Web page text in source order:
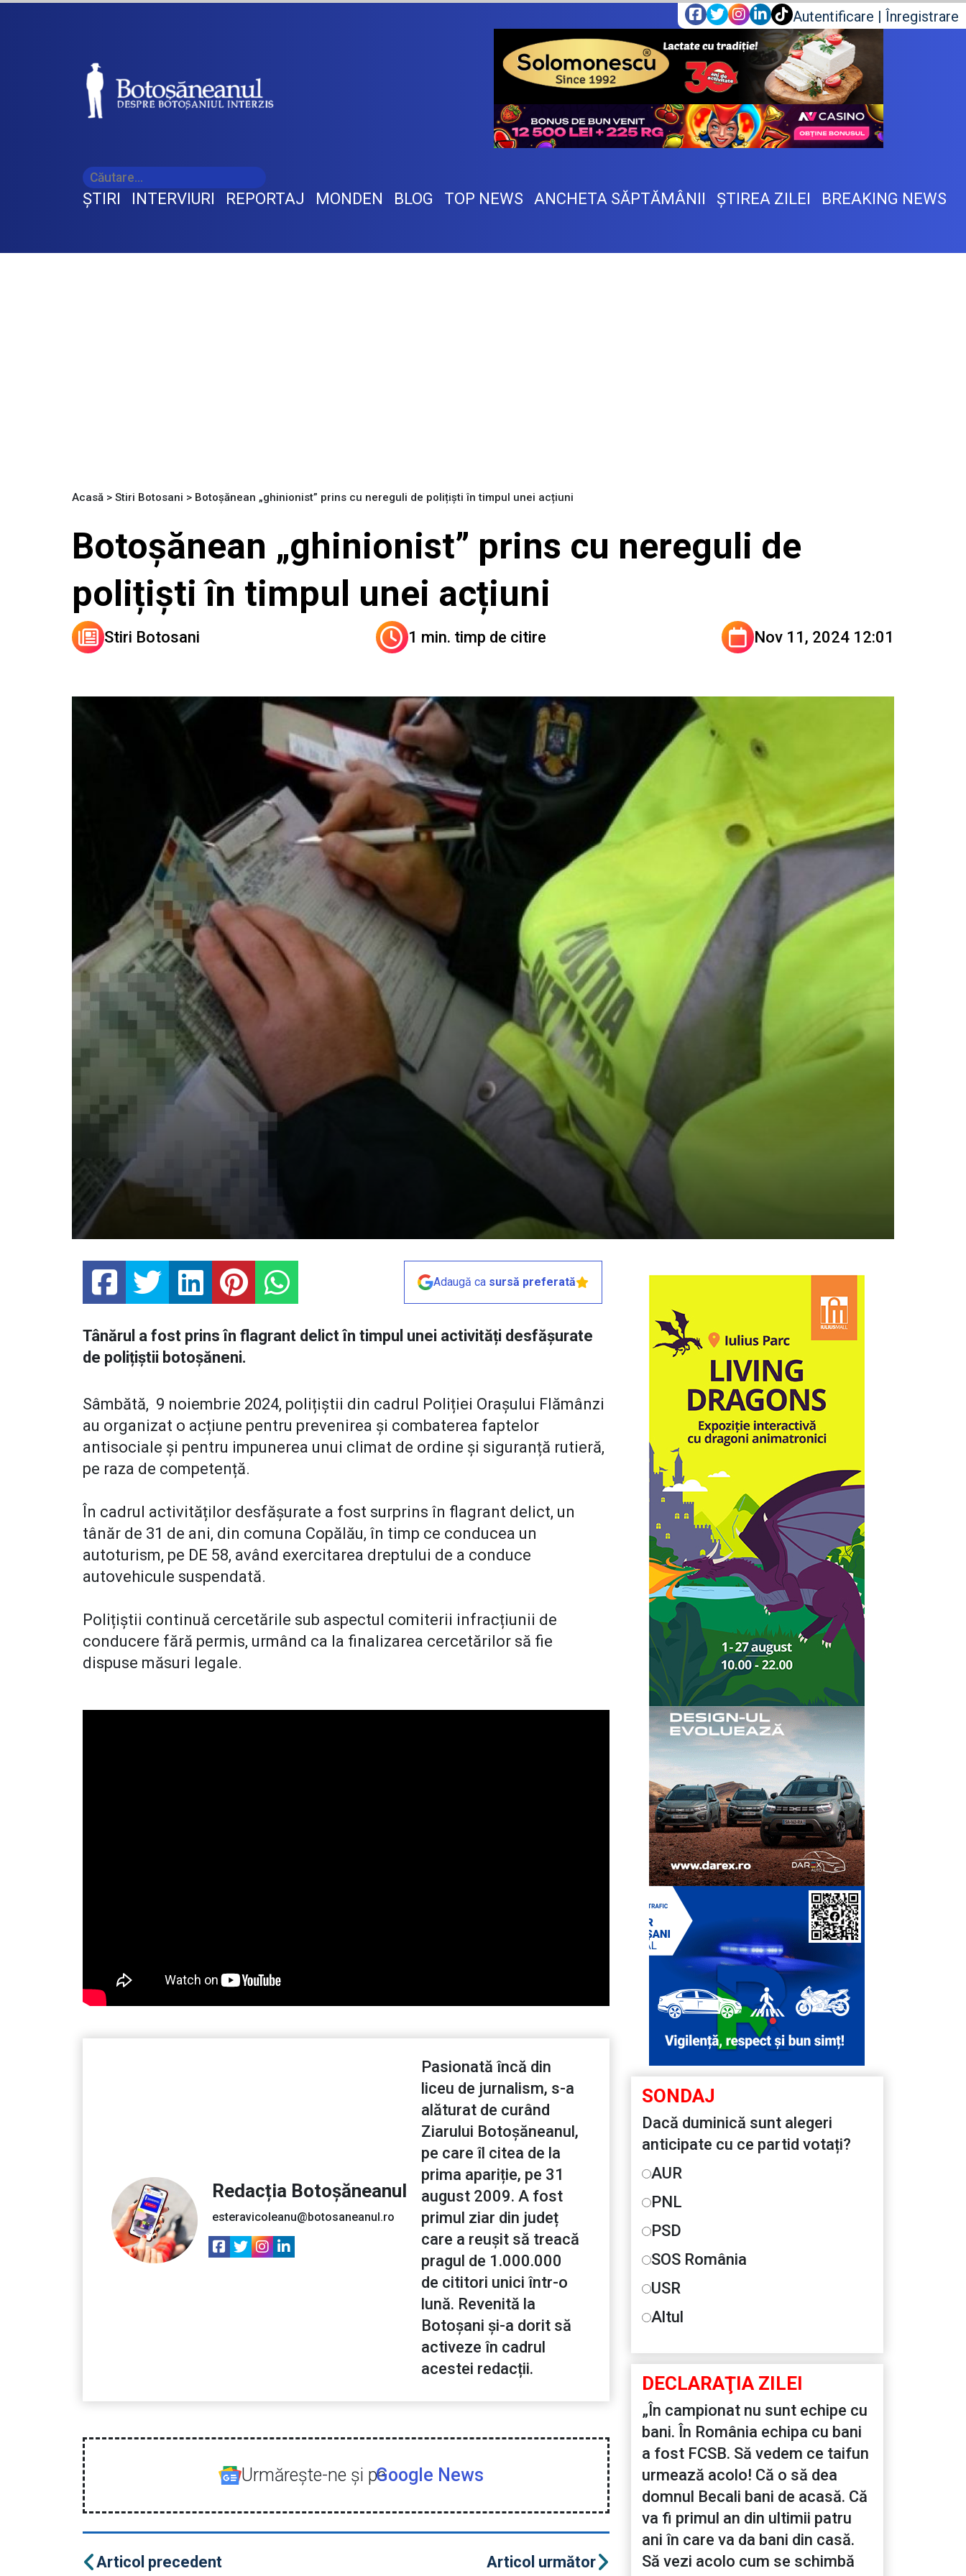
Autentificare | Înregistrare
ŞTIRI INTERVIURI REPORTAJ MONDEN BLOG TOP NEWS ANCHETA SĂPTĂMÂNII ŞTIREA ZILEI BREAKING NEWS
Acasă > Stiri Botosani > Botoșănean „ghinionist” prins cu nereguli de polițiști în timpul unei acțiuni
Botoșănean „ghinionist” prins cu nereguli de
polițiști în timpul unei acțiuni
Stiri Botosani 1 min. timp de citire Nov 11, 2024 12:01
Adaugă ca sursă preferată
Tânărul a fost prins în flagrant delict în timpul unei activități desfășurate
de polițiștii botoșăneni.
Sâmbătă, 9 noiembrie 2024, polițiștii din cadrul Poliției Orașului Flămânzi
au organizat o acțiune pentru prevenirea și combaterea faptelor
antisociale și pentru impunerea unui climat de ordine și siguranță rutieră,
pe raza de competență.
În cadrul activităților desfășurate a fost surprins în flagrant delict, un
tânăr de 31 de ani, din comuna Copălău, în timp ce conducea un
autoturism, pe DE 58, având exercitarea dreptului de a conduce
autovehicule suspendată.
Polițiștii continuă cercetările sub aspectul comiterii infracțiunii de
conducere fără permis, urmând ca la finalizarea cercetărilor să fie
dispuse măsuri legale.
Redacția Botoșăneanul
esteravicoleanu@botosaneanul.ro
Pasionată încă din
liceu de jurnalism, s-a
alăturat de curând
Ziarului Botoșăneanul,
pe care îl citea de la
prima apariție, pe 31
august 2009. A fost
primul ziar din județ
care a reușit să treacă
pragul de 1.000.000
de cititori unici într-o
lună. Revenită la
Botoșani și-a dorit să
activeze în cadrul
acestei redacții.
Urmăreşte-ne şi peGoogle News
Articol precedent Articol următor
SONDAJ
Dacă duminică sunt alegeri
anticipate cu ce partid votați?
AUR
PNL
PSD
SOS România
USR
Altul
DECLARAŢIA ZILEI
„În campionat nu sunt echipe cu
bani. În România echipa cu bani
a fost FCSB. Să vedem ce taifun
urmează acolo! Că o să dea
domnul Becali bani de acasă. Că
va fi primul an din ultimii patru
ani în care va da bani din casă.
Să vezi acolo cum se schimbă